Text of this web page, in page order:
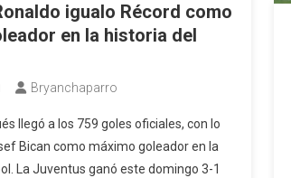
igualo Récord como
en la historia del
Bryanchaparro
llegó a los 759 goles oficiales, con lo
Bican como máximo goleador en la
La Juventus ganó este domingo 3-1